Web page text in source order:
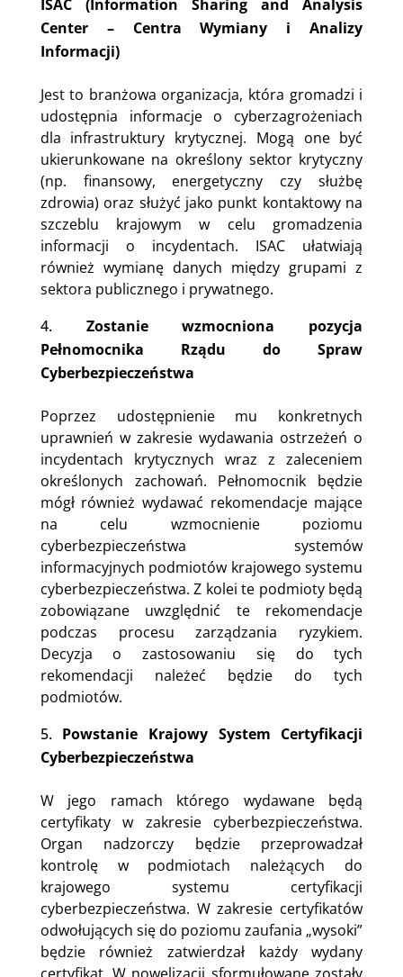
ISAC (Information Sharing and Analysis
Center – Centra Wymiany i Analizy
Informacji)
Jest to branżowa organizacja, która gromadzi i
udostępnia informacje o cyberzagrożeniach
dla infrastruktury krytycznej. Mogą one być
ukierunkowane na określony sektor krytyczny
(np. finansowy, energetyczny czy służbę
zdrowia) oraz służyć jako punkt kontaktowy na
szczeblu krajowym w celu gromadzenia
informacji o incydentach. ISAC ułatwiają
również wymianę danych między grupami z
sektora publicznego i prywatnego.
Zostanie wzmocniona pozycja
Pełnomocnika Rządu do Spraw
Cyberbezpieczeństwa
Poprzez udostępnienie mu konkretnych
uprawnień w zakresie wydawania ostrzeżeń o
incydentach krytycznych wraz z zaleceniem
określonych zachowań. Pełnomocnik będzie
mógł również wydawać rekomendacje mające
na celu wzmocnienie poziomu
cyberbezpieczeństwa systemów
informacyjnych podmiotów krajowego systemu
cyberbezpieczeństwa. Z kolei te podmioty będą
zobowiązane uwzględnić te rekomendacje
podczas procesu zarządzania ryzykiem.
Decyzja o zastosowaniu się do tych
rekomendacji należeć będzie do tych
podmiotów.
Powstanie Krajowy System Certyfikacji
Cyberbezpieczeństwa
W jego ramach którego wydawane będą
certyfikaty w zakresie cyberbezpieczeństwa.
Organ nadzorczy będzie przeprowadzał
kontrolę w podmiotach należących do
krajowego systemu certyfikacji
cyberbezpieczeństwa. W zakresie certyfikatów
odwołujących się do poziomu zaufania „wysoki”
będzie również zatwierdzał każdy wydany